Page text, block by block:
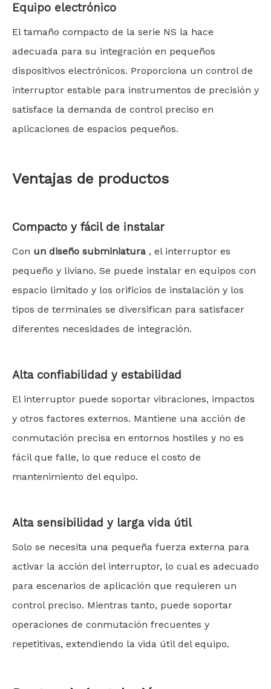
Equipo electrónico
El tamaño compacto de la serie NS la hace
adecuada para su integración en pequeños
dispositivos electrónicos. Proporciona un control de
interruptor estable para instrumentos de precisión y
satisface la demanda de control preciso en
aplicaciones de espacios pequeños.
Ventajas de productos
Compacto y fácil de instalar
Con un diseño subminiatura , el interruptor es
pequeño y liviano. Se puede instalar en equipos con
espacio limitado y los orificios de instalación y los
tipos de terminales se diversifican para satisfacer
diferentes necesidades de integración.
Alta confiabilidad y estabilidad
El interruptor puede soportar vibraciones, impactos
y otros factores externos. Mantiene una acción de
conmutación precisa en entornos hostiles y no es
fácil que falle, lo que reduce el costo de
mantenimiento del equipo.
Alta sensibilidad y larga vida útil
Solo se necesita una pequeña fuerza externa para
activar la acción del interruptor, lo cual es adecuado
para escenarios de aplicación que requieren un
control preciso. Mientras tanto, puede soportar
operaciones de conmutación frecuentes y
repetitivas, extendiendo la vida útil del equipo.